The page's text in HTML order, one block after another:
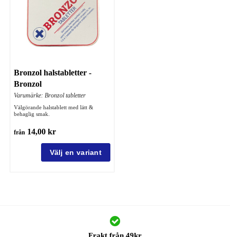
Bronzol halstabletter -
Bronzol
Varumärke: Bronzol tabletter
Välgörande halstablett med lätt &
behaglig smak.
från 14,00 kr